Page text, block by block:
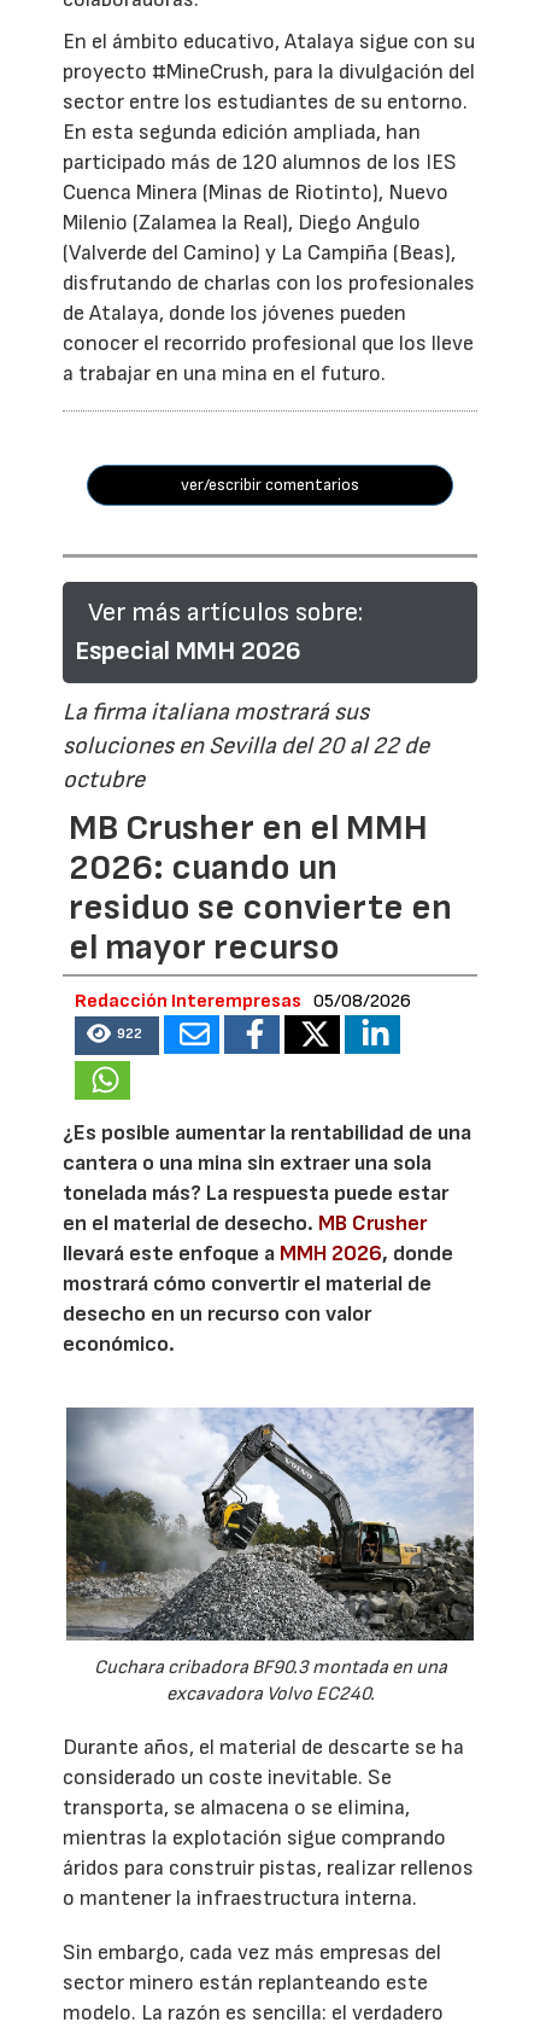
En el ámbito educativo, Atalaya sigue con su
proyecto #MineCrush, para la divulgación del
sector entre los estudiantes de su entorno.
En esta segunda edición ampliada, han
participado más de 120 alumnos de los IES
Cuenca Minera (Minas de Riotinto), Nuevo
Milenio (Zalamea la Real), Diego Angulo
(Valverde del Camino) y La Campiña (Beas),
disfrutando de charlas con los profesionales
de Atalaya, donde los jóvenes pueden
conocer el recorrido profesional que los lleve
a trabajar en una mina en el futuro.
ver/escribir comentarios
Ver más artículos sobre:
Especial MMH 2026
La firma italiana mostrará sus
soluciones en Sevilla del 20 al 22 de
octubre
MB Crusher en el MMH
2026: cuando un
residuo se convierte en
el mayor recurso
Redacción Interempresas 05/08/2026
922
¿Es posible aumentar la rentabilidad de una
cantera o una mina sin extraer una sola
tonelada más? La respuesta puede estar
en el material de desecho. MB Crusher
llevará este enfoque a MMH 2026, donde
mostrará cómo convertir el material de
desecho en un recurso con valor
económico.
Cuchara cribadora BF90.3 montada en una
excavadora Volvo EC240.
Durante años, el material de descarte se ha
considerado un coste inevitable. Se
transporta, se almacena o se elimina,
mientras la explotación sigue comprando
áridos para construir pistas, realizar rellenos
o mantener la infraestructura interna.
Sin embargo, cada vez más empresas del
sector minero están replanteando este
modelo. La razón es sencilla: el verdadero